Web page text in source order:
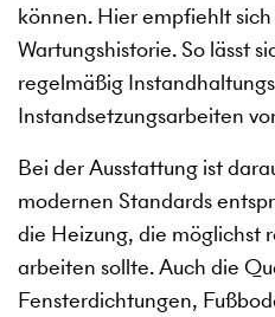
können. Hier empfiehlt
Wartungshistorie. So lässt
regelmäßig
Instandsetzungsarbeiten
Bei der Ausstattung ist
modernen Standards
die Heizung, die möglichst
arbeiten sollte. Auch die
Fensterdichtungen,